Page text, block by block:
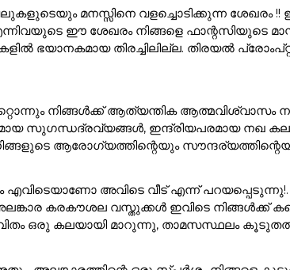
മനസ്സിനെ വളച്ചൊടിക്കുന്ന ശേഖരം !!
ഈ ശേഖരം നിങ്ങളെ ഫാന്റസിയുടെ
തിരച്ചിലില്ല. തിരയൽ
നിങ്ങൾക്ക് ആത്യന്തിക ആത്മവിശ്വാസം
ഇന്ദ്രിയപരമായ നഖ
ആരോഗ്യത്തിന്റെയും
അവിടെ വീട് എന്ന് പറയപ്പെടുന്നു!.
കരകൗശല വസ്തുക്കൾ ഇവിടെ
ഒരു കലയായി മാറുന്നു, താമസസ്ഥലം